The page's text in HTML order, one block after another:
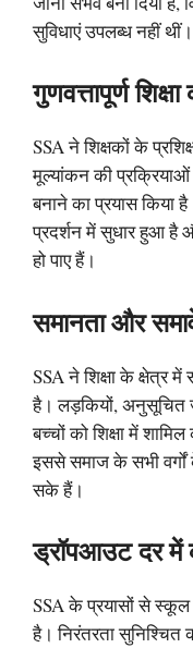
सुविधाएं उपलब्ध नहीं थीं।
गुणवत्तापूर्ण
SSA ने शिक्षकों के
मूल्यांकन की प्रक्रियाओं
बनाने का प्रयास किया
प्रदर्शन में सुधार हुआ है
हो पाए हैं।
समानता और
SSA ने शिक्षा के क्षेत्र में
है। लड़कियों, अनुसूचित
बच्चों को शिक्षा में
इससे समाज के सभी
सके हैं।
ड्रॉपआउट दर में
SSA के प्रयासों से
है। निरंतरता